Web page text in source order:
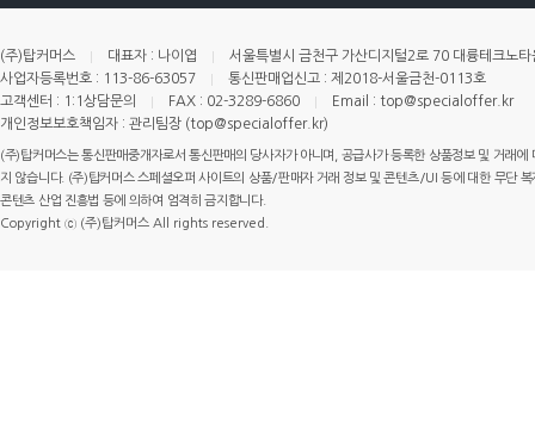
(주)탑커머스 대표자 : 나이엽
서울특별시 금천구 가산디지털2로 70 대륭테크노
사업자등록번호 : 113-86-63057
통신판매업신고 : 제2018-서울금천-0113호
고객센터 : 1:1상담문의
FAX : 02-3289-6860
Email : top@specialoffer.kr
개인정보보호책임자 : 관리팀장 (top@specialoffer.kr)
(주)탑커머스는 통신판매중개자로서 통신판매의 당사자가 아니며, 공급사가 등록한 상품정보 및 거래
지 않습니다. (주)탑커머스 스페셜오퍼 사이트의 상품/판매자 거래 정보 및 콘텐츠/UI 등에 대한 무단
콘텐츠 산업 진흥법 등에 의하여 엄격히 금지합니다.
Copyright ⓒ (주)탑커머스 All rights reserved.